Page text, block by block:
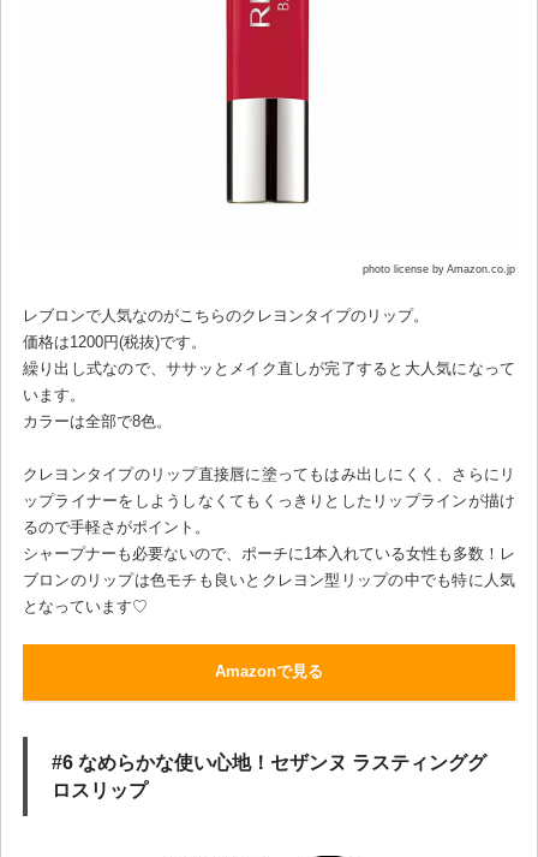
photo license by Amazon.co.jp
レブロンで人気なのがこちらのクレヨンタイプのリップ。
価格は1200円(税抜)です。
繰り出し式なので、ササッとメイク直しが完了すると大人気になって
います。
カラーは全部で8色。
クレヨンタイプのリップ直接唇に塗ってもはみ出しにくく、さらにリ
ップライナーをしようしなくてもくっきりとしたリップラインが描け
るので手軽さがポイント。
シャープナーも必要ないので、ポーチに1本入れている女性も多数！レ
ブロンのリップは色モチも良いとクレヨン型リップの中でも特に人気
となっています♡
Amazonで見る
#6 なめらかな使い心地！セザンヌ ラスティンググ
ロスリップ